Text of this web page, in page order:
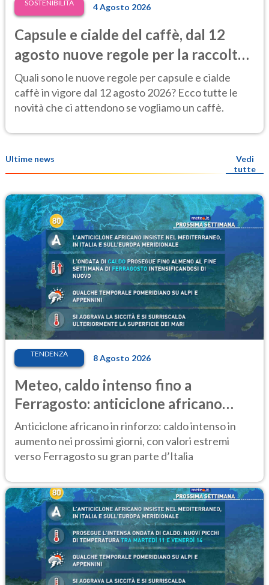
SOSTENIBILITÀ 4 Agosto 2026
Capsule e cialde del caffè, dal 12
agosto nuove regole per la raccolta
differenziata
Quali sono le nuove regole per capsule e cialde
caffè in vigore dal 12 agosto 2026? Ecco tutte le
novità che ci attendono se vogliamo un caffè.
Ultime news
Vedi
tutte
TENDENZA 8 Agosto 2026
Meteo, caldo intenso fino a
Ferragosto: anticiclone africano
ancora protagonista
Anticiclone africano in rinforzo: caldo intenso in
aumento nei prossimi giorni, con valori estremi
verso Ferragosto su gran parte d’Italia